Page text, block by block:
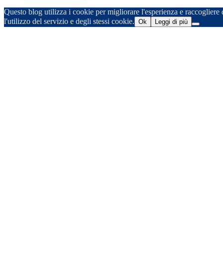
Questo blog utilizza i cookie per migliorare l'esperienza e
l'utilizzo del servizio e degli stessi cookie. Ok Leggi di più